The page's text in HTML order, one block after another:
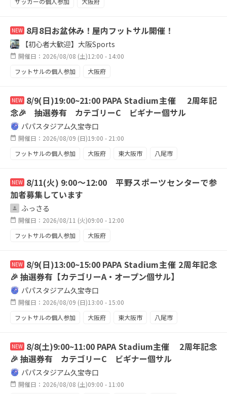
NEW 8月8日お盆休み！屋内フットサル開催！
【初心者大歓迎】大阪Sports
開催日：2026/08/08 (土)12:00 - 14:00
フットサルの個人参加
大阪府
NEW 8/9(日)19:00~21:00 PAPA Stadium主催 2周年記
念🎉 抽選券有 カテゴリーC ビギナー個サル
パパスタジアム久宝寺口
開催日：2026/08/09 (日)19:00 - 21:00
フットサルの個人参加
大阪府 東大阪市
八尾市
屋内施設
NEW 8/11(火) 9:00～12:00 平野スポーツセンターで参
加者募集しています
ふっさる
開催日：2026/08/11 (火)09:00 - 12:00
フットサルの個人参加
大阪府
NEW 8/9(日)13:00~15:00 PAPA Stadium主催 2周年記念
🎉 抽選券有【カテゴリーA・オープン個サル】
パパスタジアム久宝寺口
開催日：2026/08/09 (日)13:00 - 15:00
フットサルの個人参加
大阪府 東大阪市
八尾市
NEW 8/8(土)9:00~11:00 PAPA Stadium主催 2周年記念
🎉 抽選券有 カテゴリーC ビギナー個サル
パパスタジアム久宝寺口
開催日：2026/08/08 (土)09:00 - 11:00